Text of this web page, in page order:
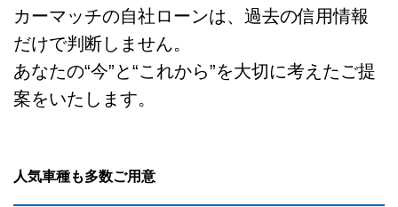
カーマッチの自社ローンは、過去の信用情報
だけで判断しません。
あなたの“今”と“これから”を大切に考えたご提
案をいたします。
人気車種も多数ご用意